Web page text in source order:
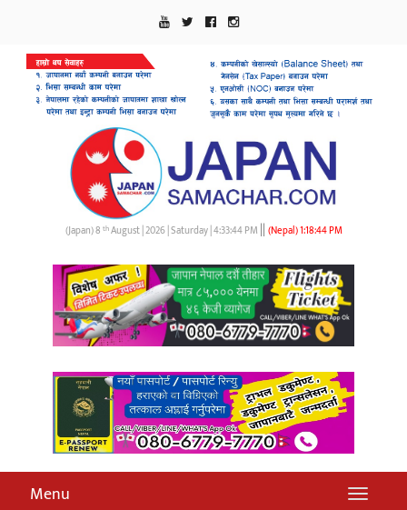
(Japan) 8 thAugust | 2026 | Saturday | 4:33:45 PM || (Nepal)1:18:45 PM
Menu